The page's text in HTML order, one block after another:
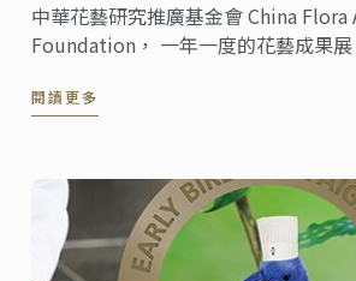
中華花藝研究推廣基金會 China Flora
Foundation， 一年一度的花藝成果
辦下午茶暨花藝走秀會。
閱讀更多